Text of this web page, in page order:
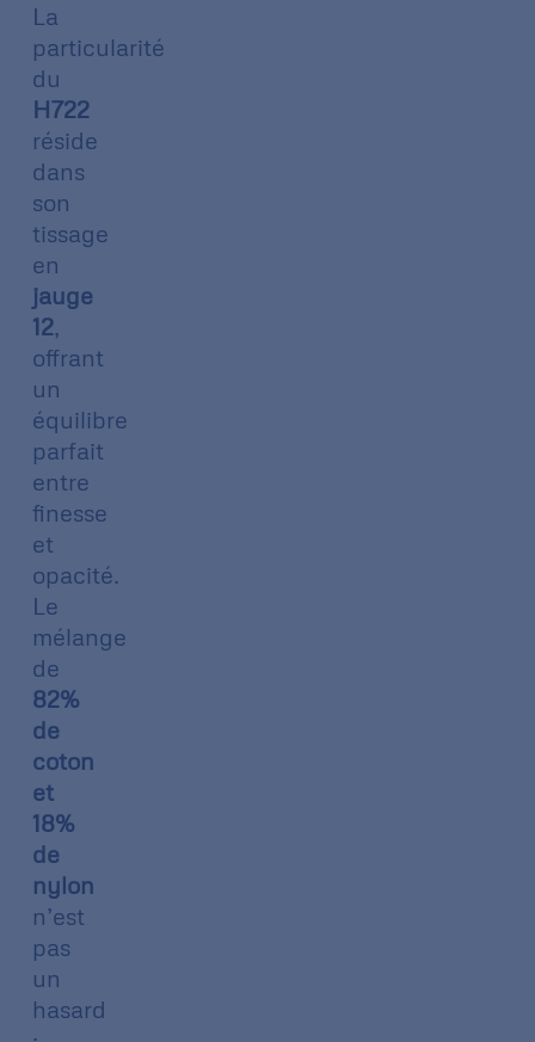
La
particularité
du
H722
réside
dans
son
tissage
en
jauge
12,
offrant
un
équilibre
parfait
entre
finesse
et
opacité.
Le
mélange
de
82%
de
coton
et
18%
de
nylon
n’est
pas
un
hasard